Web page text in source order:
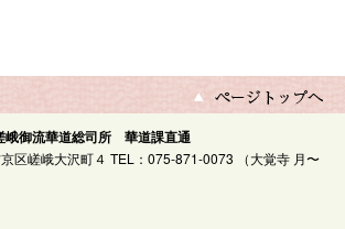
御流華道総司所 華道課直通
区嵯峨大沢町４ TEL：075-871-0073 （大覚寺 月〜